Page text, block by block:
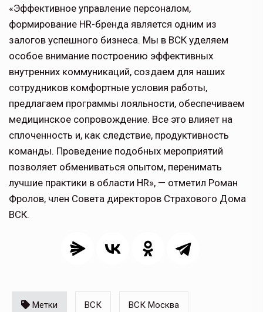
«Эффективное управление персоналом,
формирование HR-бренда является одним из
залогов успешного бизнеса. Мы в ВСК уделяем
особое внимание построению эффективных
внутренних коммуникаций, создаем для наших
сотрудников комфортные условия работы,
предлагаем программы лояльности, обеспечиваем
медицинское сопровождение. Все это влияет на
сплоченность и, как следствие, продуктивность
команды. Проведение подобных мероприятий
позволяет обмениваться опытом, перенимать
лучшие практики в области HR», — отметил Роман
Фролов, член Совета директоров Страхового Дома
ВСК.
Метки ВСК ВСК Москва